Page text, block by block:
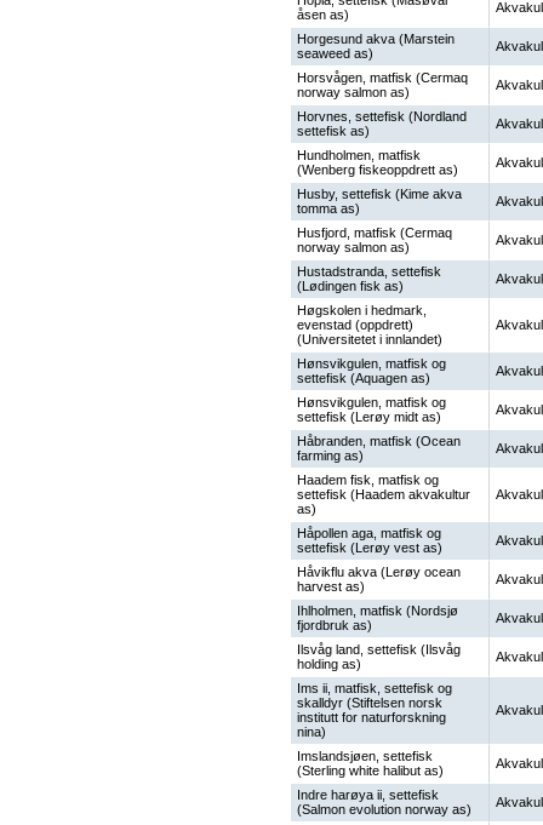
åsen as)
Horgesund akva (Marstein
seaweed as)
Horsvågen, matfisk (Cermaq
norway salmon as)
Horvnes, settefisk (Nordland
settefisk as)
Hundholmen, matfisk
(Wenberg fiskeoppdrett as)
Husby, settefisk (Kime akva
tomma as)
Husfjord, matfisk (Cermaq
norway salmon as)
Hustadstranda, settefisk
(Lødingen fisk as)
Høgskolen i hedmark,
evenstad (oppdrett)
(Universitetet i innlandet)
Hønsvikgulen, matfisk og
settefisk (Aquagen as)
Hønsvikgulen, matfisk og
settefisk (Lerøy midt as)
Håbranden, matfisk (Ocean
farming as)
Haadem fisk, matfisk og
settefisk (Haadem akvakultur
as)
Håpollen aga, matfisk og
settefisk (Lerøy vest as)
Håvikflu akva (Lerøy ocean
harvest as)
Ihlholmen, matfisk (Nordsjø
fjordbruk as)
Ilsvåg land, settefisk (Ilsvåg
holding as)
Ims ii, matfisk, settefisk og
skalldyr (Stiftelsen norsk
institutt for naturforskning
nina)
Imslandsjøen, settefisk
(Sterling white halibut as)
Indre harøya ii, settefisk
(Salmon evolution norway as)